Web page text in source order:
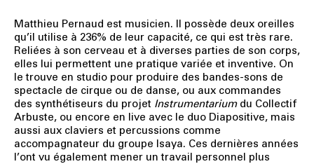
Matthieu Pernaud est musicien. Il possède deux oreilles
qu’il utilise à 236% de leur capacité, ce qui est très rare.
Reliées à son cerveau et à diverses parties de son corps,
elles lui permettent une pratique variée et inventive. On
le trouve en studio pour produire des bandes-sons de
spectacle de cirque ou de danse, ou aux commandes
des synthétiseurs du projet Instrumentarium du Collectif
Arbuste, ou encore en live avec le duo Diapositive, mais
aussi aux claviers et percussions comme
accompagnateur du groupe Isaya. Ces dernières années
l’ont vu également mener un travail personnel plus